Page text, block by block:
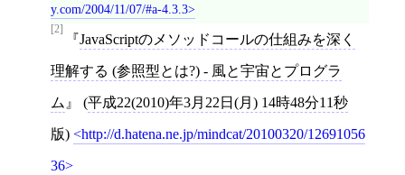
y.com/2004/11/07/#a-4.3.3
[2]
JavaScriptのメソッドコールの仕組みを深く
理解する (参照型とは?) - 風と宇宙とプログラ
ム (平成22(2010)年3月22日(月) 14時48分11秒
版) http://d.hatena.ne.jp/mindcat/20100320/12691056
36